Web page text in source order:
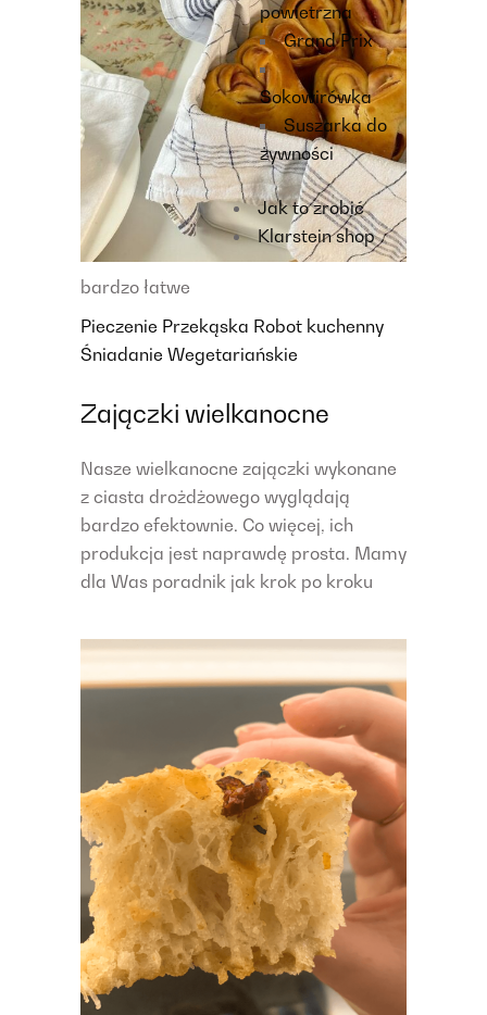
powietrzna
Grand Prix
Sokowirówka
Suszarka do
żywności
Jak to zrobić
Klarstein shop
bardzo łatwe
Pieczenie Przekąska Robot kuchenny
Śniadanie Wegetariańskie
Zajączki wielkanocne
Nasze wielkanocne zajączki wykonane
z ciasta drożdżowego wyglądają
bardzo efektownie. Co więcej, ich
produkcja jest naprawdę prosta. Mamy
dla Was poradnik jak krok po kroku